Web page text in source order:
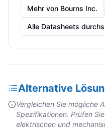
Mehr von Bourns Inc.
Alle Datasheets
Alternative
Vergleichen Sie mögliche
Spezifikationen. Prüfen
elektrischen und